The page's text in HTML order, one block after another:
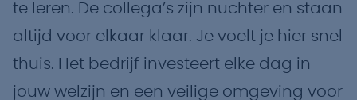
te leren. De collega’s zijn nuchter en staan
altijd voor elkaar klaar. Je voelt je hier snel
thuis. Het bedrijf investeert elke dag in
jouw welzijn en een veilige omgeving voor